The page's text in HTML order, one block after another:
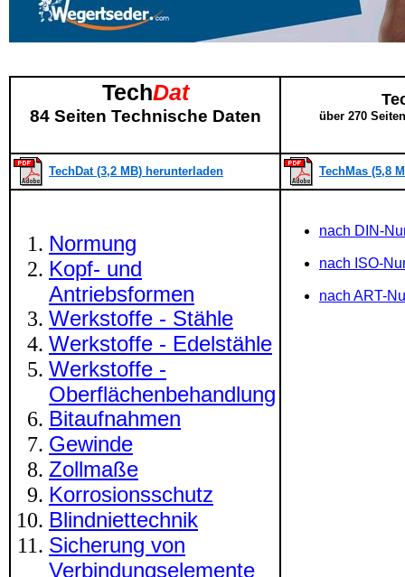
TechDat
84 Seiten Technische Daten über 270
TechDat (3,2 MB) herunterladen TechMas (5,8
Normung
Kopf- und
Antriebsformen
Werkstoffe - Stähle
Werkstoffe - Edelstähle
Werkstoffe -
Oberflächenbehandlung
Bitaufnahmen
Gewinde
Zollmaße
Korrosionsschutz
Blindniettechnik
Sicherung von
Verbindungselemente
nach DIN-
nach ISO-
nach ART-